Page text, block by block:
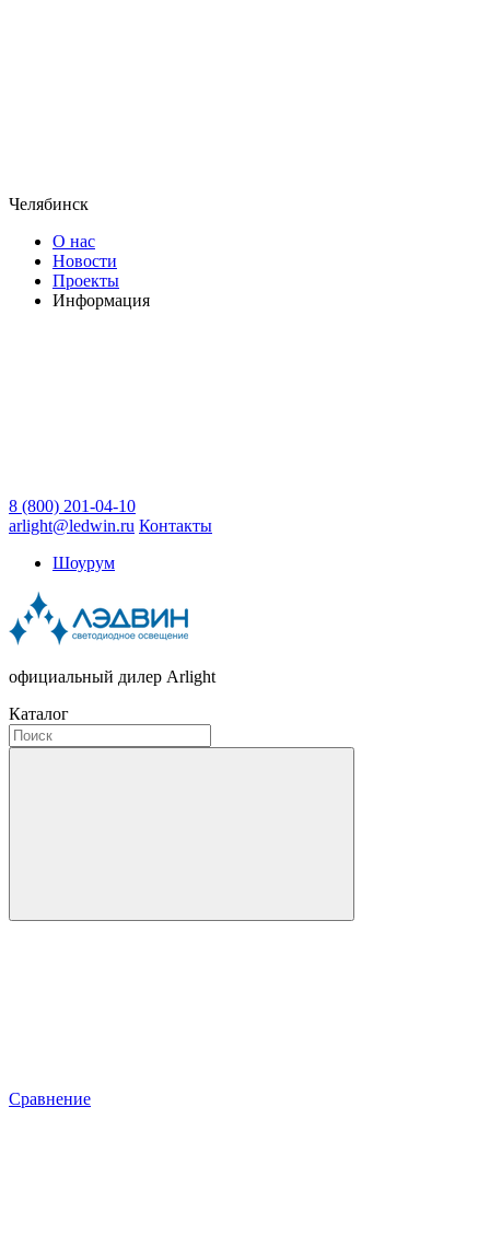
Челябинск
О нас
Новости
Проекты
Информация
8 (800) 201-04-10
arlight@ledwin.ru Контакты
Шоурум
официальный дилер Arlight
Каталог
Сравнение